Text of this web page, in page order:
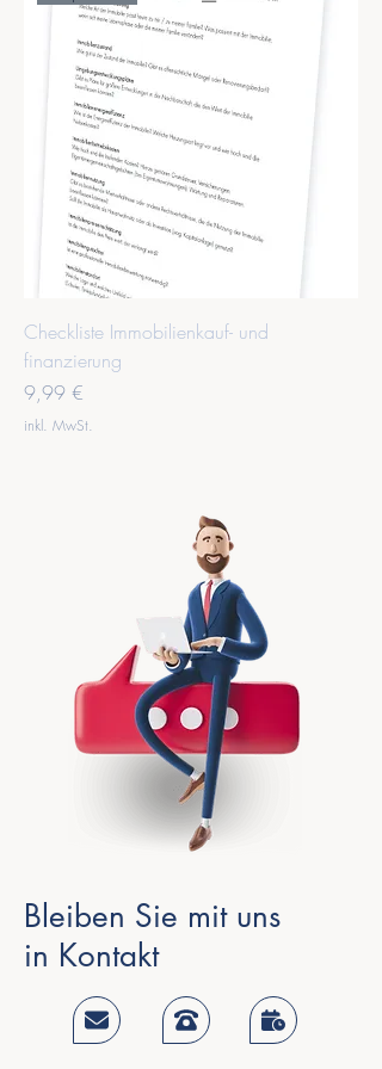
Checkliste Immobilienkauf- und
finanzierung
Preis
9,99 €
inkl. MwSt.
Bleiben Sie mit uns
in Kontakt